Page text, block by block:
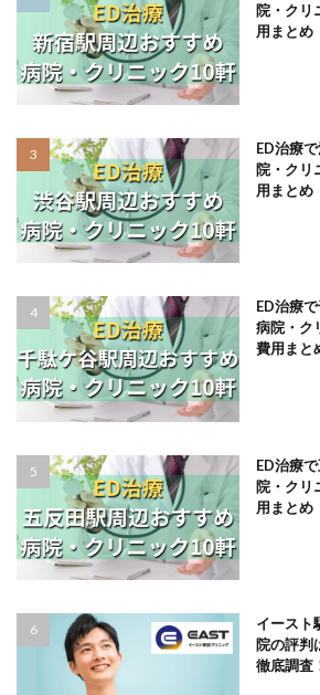
院・クリ
用まとめ
ED治療
院・クリ
用まとめ
ED治療
病院・ク
費用まと
ED治療
院・クリ
用まとめ
イースト
院の評判
徹底調査